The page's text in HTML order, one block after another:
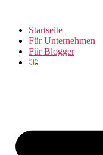
springenStartseite
Für Unternehmen
Für Blogger